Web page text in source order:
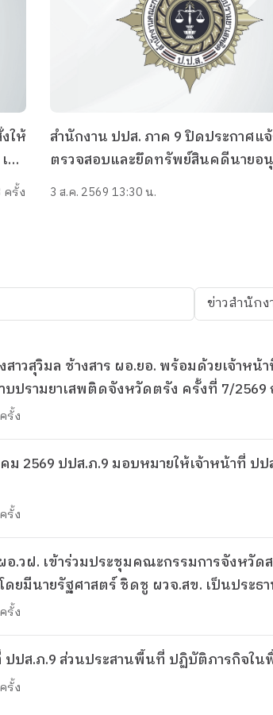
ให้
พ็
ครั้ง
สำนักงาน ปปส. ภาค 9 ปิดประกาศแ
ตรวจสอบและยึดทรัพย์สินคดีนายอ
ศร ผู้ต้องหา
3 ส.ค. 2569 13:30 น.
ข่าวสำนัก
เข้าร่วมประชุมคณะกรรมการศูนย์
บปรามยาเสพติดจังหวัดตรัง ครั้งที่ 7/
รองผู้ว่าราชการจังหวัดตรัง เป็นประธาน
รั้ง
ม 2569 ปปส.ภ.9 มอบหมายให้เจ้าหน้าที่
รั้ง
อ.วฝ. เข้าร่วมประชุมคณะกรรมการจังหวั
ดยมีนายรัฐศาสตร์ ชิดชู ผวจ.สข. เป็นประธ
รั้ง
วันที่ 24 ก.ค. 69 เจ้าหน้าที่ ปปส.ภ.9 ส่วนประสานพื้นที่ ปฏิ
รั้ง